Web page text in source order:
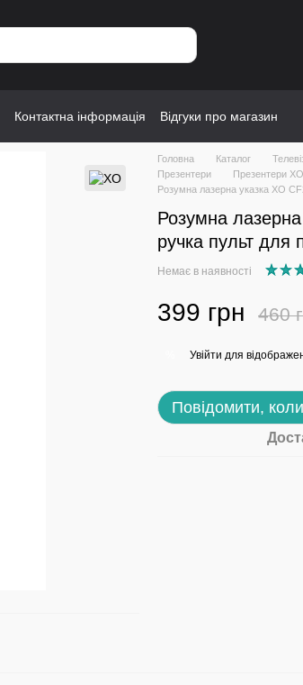
Контактна інформація Відгуки про магазин
Головна Каталог
Презентери
Презентери XO
Розумна лазерна указка XO
Розумна
ручка пульт для
Немає в наявності
399 грн 460
Увійти для
Повідомити,